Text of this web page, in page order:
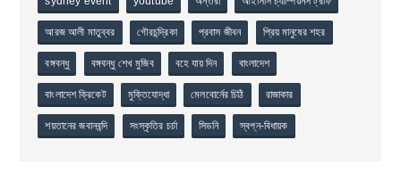
আরজ আলী মাতুব্বর গৌরচন্দ্রিকা প্রবাস জীবন প্রিয় মানুষের শহর
বঙ্গবন্ধু বঙ্গবন্ধু শেখ মুজিব বহে যায় দিন বাংলাদেশ
বাংলাদেশ ক্রিকেট মুক্তিযোদ্ধা মেলবোর্নের চিঠি রাজাকার
শয়তানের জবানবন্দি সংস্কৃতির চর্চা সিডনি স্বপ্ন-বিধায়ক